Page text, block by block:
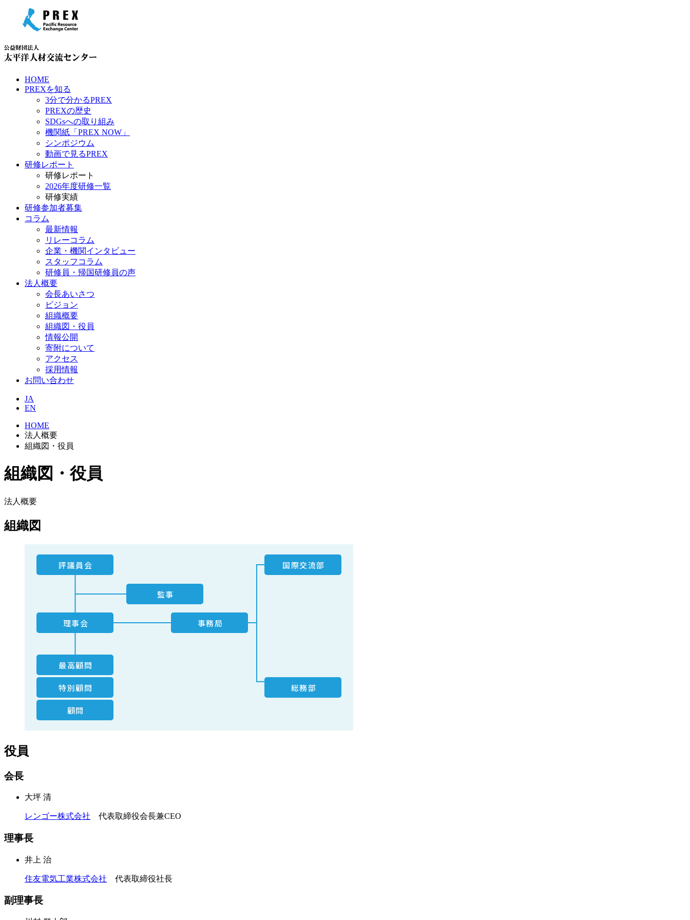
HOME
PREXを知る
3分で分かるPREX
PREXの歴史
SDGsへの取り組み
機関紙「PREX NOW」
シンポジウム
動画で見るPREX
研修レポート
研修レポート
2026年度研修一覧
研修実績
研修参加者募集
コラム
最新情報
リレーコラム
企業・機関インタビュー
スタッフコラム
研修員・帰国研修員の声
法人概要
会長あいさつ
ビジョン
組織概要
組織図・役員
情報公開
寄附について
アクセス
採用情報
お問い合わせ
JA
EN
HOME
法人概要
組織図・役員
組織図・役員
法人概要
組織図
評議員会
理事会
監事
国際交流部
総務部
事務局
最高顧問
特別顧問
顧問
役員
会長
大坪 清
レンゴー株式会社 代表取締役会長兼CEO
理事長
井上 治
住友電気工業株式会社 代表取締役社長
副理事長